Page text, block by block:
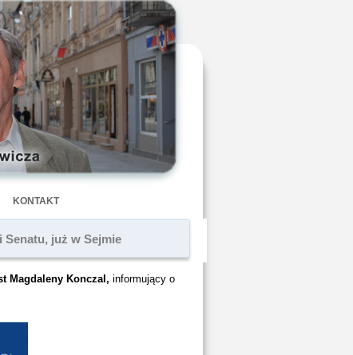
KONTAKT
już w Sejmie
Magdaleny Konczal, informujący o